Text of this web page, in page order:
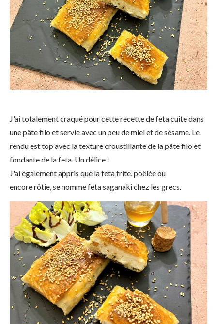
J'ai totalement craqué pour cette recette de feta cuite dans
une pâte filo et servie avec un peu de miel et de sésame. Le
rendu est top avec la texture croustillante de la pâte filo et
fondante de la feta. Un délice !
J'ai également appris que la feta frite, poêlée ou
encore rôtie, se nomme feta saganaki chez les grecs.